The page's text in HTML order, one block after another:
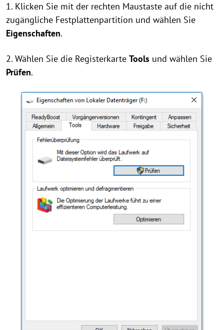
1. Klicken Sie mit der rechten Maustaste auf die nicht
zugängliche Festplattenpartition und wählen Sie
Eigenschaften.
2. Wählen Sie die Registerkarte Tools und wählen Sie
Prüfen.